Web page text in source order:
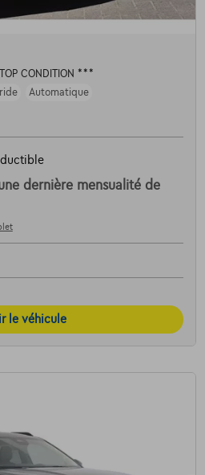
CONDITION ***
Automatique
dernière mensualité de
le véhicule